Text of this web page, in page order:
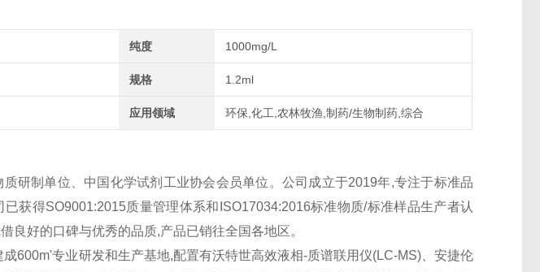
纯度 1000mg/L
规格 1.2ml
应用领域 环保,化工,农林牧渔,制药/生物制药,综合
研制单位、中国化学试剂工业协会会员单位。公司成立于2019年,专注于标准品
获得SO9001:2015质量管理体系和ISO17034:2016标准物质/标准样品生产者认
良好的口碑与优秀的品质,产品已销往全国各地区。
600m'专业研发和生产基地,配置有沃特世高效液相-质谱联用仪(LC-MS)、安捷伦